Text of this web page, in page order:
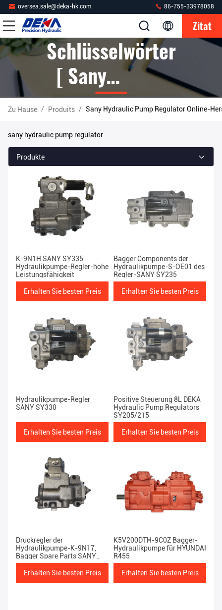
oversea.sale@deka-hk.com 86-755-33978058
Zitat
Schlüsselwörter
[ Sany
Hydraulic Pump
Regulator ]
Passen 12
Produits
Zu Hause / Produits / Sany Hydraulic Pump Regulator Online-
sany hydraulic pump regulator
Produkte
K-9N1H SANY SY335
Hydraulikpumpe-Regler-hohe
Leistungsfähigkeit
Erhalten Sie besten Preis
Bagger Components der
Hydraulikpumpe-S-OE01 des
Regler-SANY SY235
Erhalten Sie besten Preis
Hydraulikpumpe-Regler
SANY SY330
Erhalten Sie besten Preis
Positive Steuerung 8L DEKA
Hydraulic Pump Regulators
SY205/215
Erhalten Sie besten Preis
Druckregler der
Hydraulikpumpe-K-9N17,
Bagger Spare Parts SANY
SY335 Sany
Erhalten Sie besten Preis
K5V200DTH-9C0Z Bagger-
Hydraulikpumpe für HYUNDAI
R455
Erhalten Sie besten Preis